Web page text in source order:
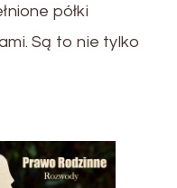
półki
Są to nie tylko